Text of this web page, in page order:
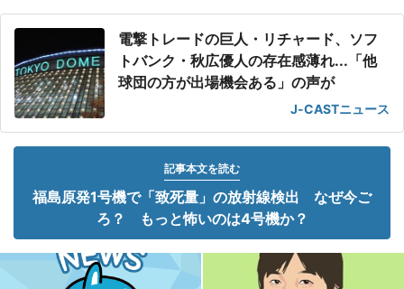
電撃トレードの巨人・リチャード、ソフ
トバンク・秋広優人の存在感薄れ...「他
球団の方が出場機会ある」の声が
J-CASTニュース
記事本文を読む
福島原発1号機で「致死量」の放射線検出 なぜ今ご
ろ？ もっと怖いのは4号機か？